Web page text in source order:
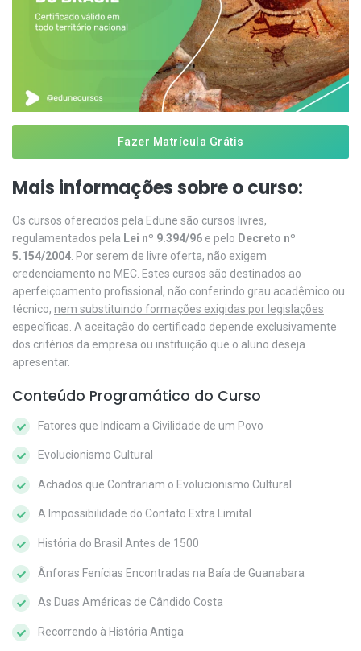
Fazer Matrícula Grátis
Mais informações sobre o curso:
Os cursos oferecidos pela Edune são cursos livres,
regulamentados pela Lei nº 9.394/96 e pelo Decreto nº
5.154/2004 . Por serem de livre oferta, não exigem
credenciamento no MEC. Estes cursos são destinados ao
aperfeiçoamento profissional, não conferindo grau acadêmico ou
técnico, nem substituindo formações exigidas por legislações
específicas . A aceitação do certificado depende exclusivamente
dos critérios da empresa ou instituição que o aluno deseja
apresentar.
Conteúdo Programático do Curso
Fatores que Indicam a Civilidade de um Povo
Evolucionismo Cultural
Achados que Contrariam o Evolucionismo Cultural
A Impossibilidade do Contato Extra Limital
História do Brasil Antes de 1500
Ânforas Fenícias Encontradas na Baía de Guanabara
As Duas Américas de Cândido Costa
Recorrendo à História Antiga